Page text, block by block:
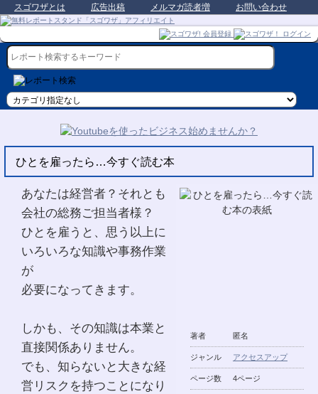
スゴワザとは 広告出稿 メルマガ読者増 お問い合わせ
ひとを雇ったら…今すぐ読む本
著者 匿名
ジャンル アクセスアップ
ページ数 4ページ
あなたは経営者？それとも
会社の総務ご担当者様？
ひとを雇うと、思う以上に
いろいろな知識や事務作業
が
必要になってきます。
しかも、その知識は本業と
直接関係ありません。
でも、知らないと大きな経
営リスクを持つことになり